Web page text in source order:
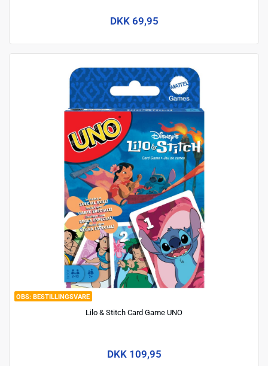
DKK 69,95
BESTILLINGSVARE
Lilo & Stitch Card Game UNO
DKK 109,95